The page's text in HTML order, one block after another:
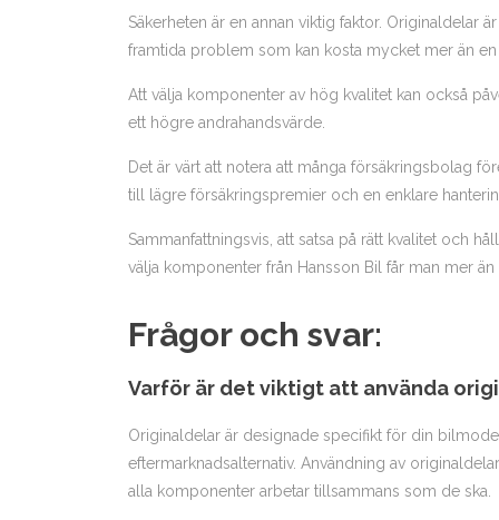
Säkerheten är en annan viktig faktor. Originaldelar
framtida problem som kan kosta mycket mer än
Att välja komponenter av hög kvalitet kan också
ett högre andrahandsvärde.
Det är värt att notera att många försäkringsbolag
till lägre försäkringspremier och en enklare
Sammanfattningsvis, att satsa på rätt kvalitet och
välja komponenter från Hansson Bil får man mer
Frågor och svar:
Varför är det viktigt att använda
Originaldelar är designade specifikt för din
eftermarknadsalternativ. Användning av
alla komponenter arbetar tillsammans som de ska.